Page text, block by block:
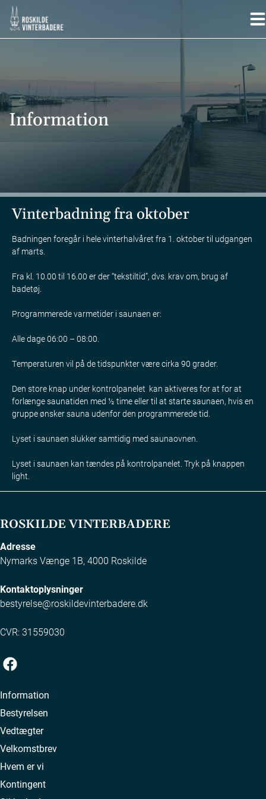
Hop
indholdet
Information
Vinterbadning fra oktober
Badningen foregår i hele vinterhalvåret fra 1. oktober til udgangen
af marts.
Fra kl. 10.00 til 16.00 er der “tekstiltid”, dvs. krav om, brug af
badetøj.
Programmerede varmetider i saunaen er:
Alle dage 06:00 – 08:00.
Temperaturen vil på de tidspunkter være cirka 90 grader.
Den store knap under kontrolpanelet kan aktiveres for at for at
forlænge saunatiden med ½ time eller til at starte saunaen, hvis en
gruppe ønsker sauna udenfor den programmerede tid.
Lyset i saunaen slukker samtidig med saunaovnen.
Lyset i saunaen kan tændes på kontrolpanelet. Tryk på knappen
light.
ROSKILDE VINTERBADERE
Adresse
Nymarks Vænge 1B, 4000 Roskilde
Kontaktoplysninger
bestyrelse@roskildevinterbadere.dk
CVR: 31559030
Information
Bestyrelsen
Vedtægter
Velkomstbrev
Hvem er vi
Kontingent